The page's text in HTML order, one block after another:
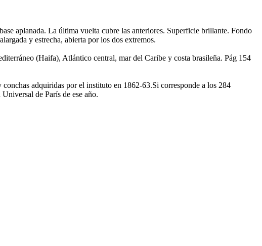
aplanada. La última vuelta cubre las anteriores. Superficie brillante. Fondo
y estrecha, abierta por los dos extremos.
(Haifa), Atlántico central, mar del Caribe y costa brasileña. Pág 154
adquiridas por el instituto en 1862-63.Si corresponde a los 284
de París de ese año.